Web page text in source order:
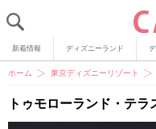
新着情報 ディズニーランド
ホーム 東京ディズニーリゾート
トゥモローランド・テラ